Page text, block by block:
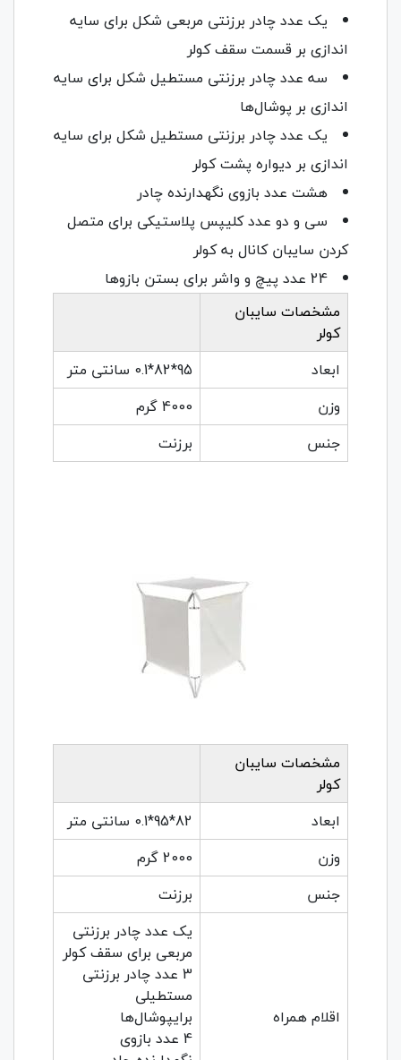
یک عدد چادر برزنتی مربعی شکل برای سایه
اندازی بر قسمت سقف کولر
سه عدد چادر برزنتی مستطیل شکل برای سایه
اندازی بر پوشال‌ها
یک عدد چادر برزنتی مستطیل شکل برای سایه
اندازی بر دیواره پشت کولر
هشت عدد بازوی نگهدارنده چادر
سی و دو عدد کلیپس پلاستیکی برای متصل
کردن سایبان کانال به کولر
24 عدد پیچ و واشر برای بستن بازوها
مشخصات سایبان
کولر
ابعاد
95*82*0.1 سانتی متر
وزن
4000 گرم
جنس
برزنت
مشخصات سایبان
کولر
ابعاد
82*95*0.1 سانتی متر
وزن
2000 گرم
جنس
برزنت
اقلام همراه
یک عدد چادر برزنتی
مربعی برای سقف کولر
3 عدد چادر برزنتی
مستطیلی
برایپوشال‌ها
4 عدد بازوی